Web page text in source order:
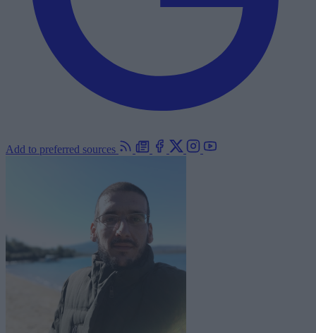
Add to preferred sources